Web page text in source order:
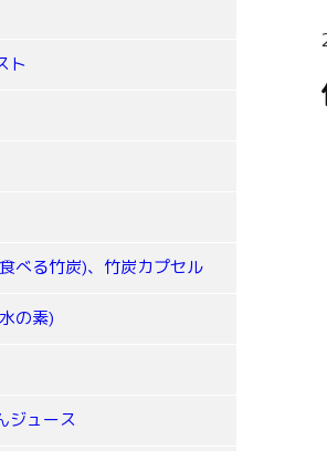
ト
べる竹炭)、竹炭カプセル
の素)
ジュース